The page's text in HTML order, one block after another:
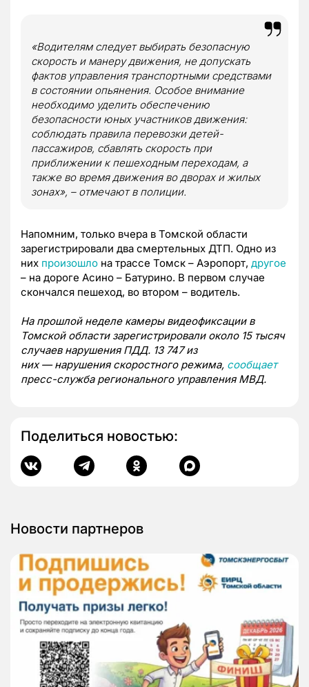
«Водителям следует выбирать безопасную
скорость и манеру движения, не допускать
фактов управления транспортными средствами
в состоянии опьянения. Особое внимание
необходимо уделить обеспечению
безопасности юных участников движения:
соблюдать правила перевозки детей-
пассажиров, сбавлять скорость при
приближении к пешеходным переходам, а
также во время движения во дворах и жилых
зонах», – отмечают в полиции.
Напомним, только вчера в Томской области
зарегистрировали два смертельных ДТП. Одно из
них произошло на трассе Томск – Аэропорт, другое
– на дороге Асино – Батурино. В первом случае
скончался пешеход, во втором – водитель.
На прошлой неделе камеры видеофиксации в
Томской области зарегистрировали около 15 тысяч
случаев нарушения ПДД. 13 747 из
них — нарушения скоростного режима, сообщает
пресс-служба регионального управления МВД.
Поделиться новостью:
Новости партнеров